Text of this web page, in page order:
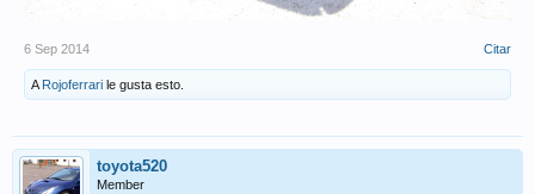
6 Sep 2014 Citar
A Rojoferrari le gusta esto.
toyota520
Member